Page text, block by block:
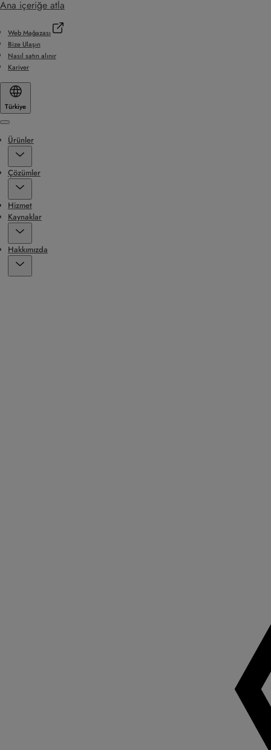
Ana içeriğe atla
Web Mağazası
Bize Ulaşın
Nasıl satın alınır
Kariyer
Türkiye
Menu
Ürünler
Çözümler
Hizmet
Kaynaklar
Hakkımızda